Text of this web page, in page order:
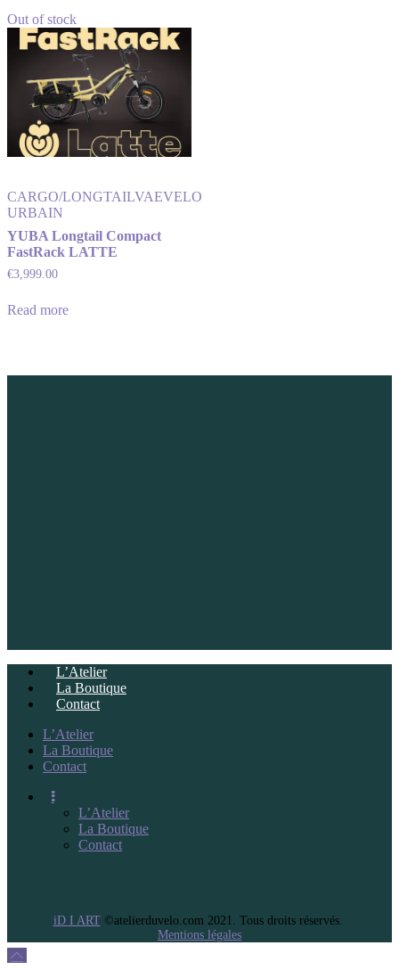
Out of stock
CARGO/LONGTAILVAEVELO
URBAIN
YUBA Longtail Compact
FastRack LATTE
€3,999.00
Read more
L’Atelier
La Boutique
Contact
L’Atelier
La Boutique
Contact
L’Atelier
La Boutique
Contact
iD I ART©atelierduvelo.com 2021. Tous droits réservés.
Mentions légales